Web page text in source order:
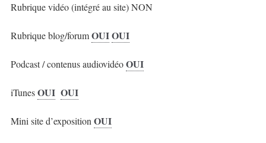
Rubrique vidéo (intégré au site) NON
Rubrique blog/forumOUIOUI
Podcast / contenus audiovidéoOUI
iTunesOUI OUI
Mini site d’exposition OUI